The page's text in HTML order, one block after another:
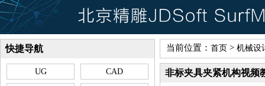
快捷导航
UG CAD
当前位置： 首页 > 机械设
非标夹具夹紧机构视频